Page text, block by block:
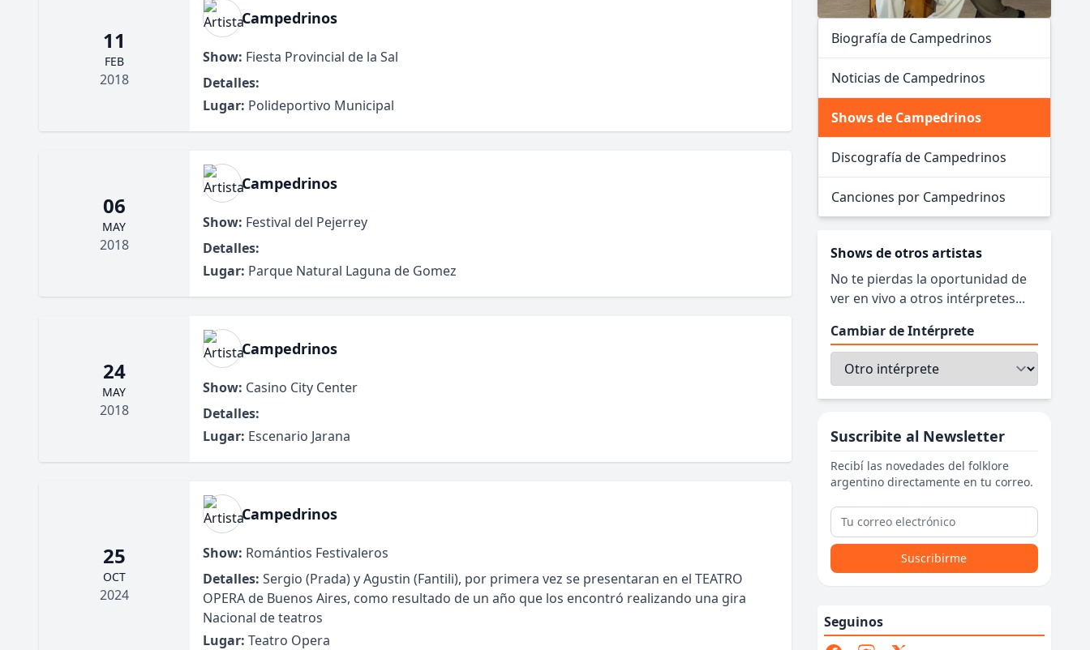
11
FEB
2018
Campedrinos
Show: Fiesta Provincial de la Sal
Detalles:
Lugar: Polideportivo Municipal
06
MAY
2018
Campedrinos
Show: Festival del Pejerrey
Detalles:
Lugar: Parque Natural Laguna de Gomez
24
MAY
2018
Campedrinos
Show: Casino City Center
Detalles:
Lugar: Escenario Jarana
25
OCT
2024
Campedrinos
Show: Romántios Festivaleros
Detalles: Sergio (Prada) y Agustin (Fantili), por primera vez se presentaran en el TEATRO
OPERA de Buenos Aires, como resultado de un año que los encontró realizando una gira
Nacional de teatros
Lugar: Teatro Opera
Biografía de Campedrinos
Noticias de Campedrinos
Shows de Campedrinos
Discografía de Campedrinos
Canciones por Campedrinos
Shows de otros artistas
No te pierdas la oportunidad de
ver en vivo a otros intérpretes...
Cambiar de Intérprete
Suscribite al Newsletter
Recibí las novedades del folklore
argentino directamente en tu correo.
Suscribirme
Seguinos